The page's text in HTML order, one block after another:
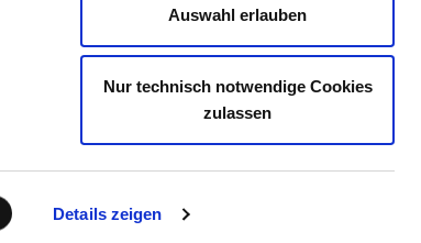
Details zeigen
Auswahl erlauben
Nur technisch notwendige Cookies
zulassen